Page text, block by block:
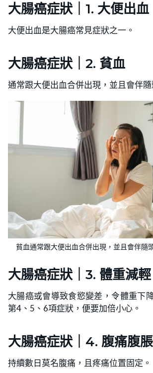
大腸癌症狀｜1. 大便出血
大便出血是大腸癌常見症狀之一。
大腸癌症狀｜2. 貧血
通常跟大便出血合併出現，並且會伴隨
貧血通常跟大便出血合併出現，並且會伴隨
大腸癌症狀｜3. 體重減輕
大腸癌或會導致食慾變差，令體重下
第4、5、6項症狀，便要加倍小心。
大腸癌症狀｜4. 腹痛腹脹
持續數日莫名腹痛，且疼痛位置固定。